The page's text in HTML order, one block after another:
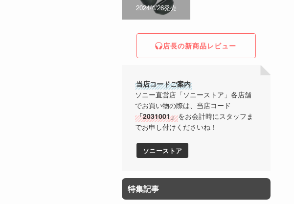
2024/4/26発売
店長の新商品レビュー
当店コードご案内
ソニー直営店「ソニーストア」各店舗
でお買い物の際は、当店コード
「2031001」をお会計時にスタッフま
でお申し付けくださいね！
ソニーストア
特集記事